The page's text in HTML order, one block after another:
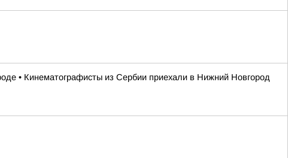
• Кинематографисты из Сербии приехали в Нижний Новгород